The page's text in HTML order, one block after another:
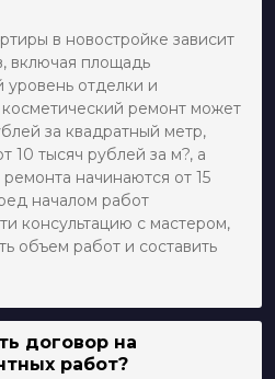
в новостройке зависит
включая площадь
отделки и
ремонт может
за квадратный метр,
10 тысяч рублей за м?, а
начинаются от 15
началом работ
консультацию с мастером,
объем работ и составить
договор на
работ?